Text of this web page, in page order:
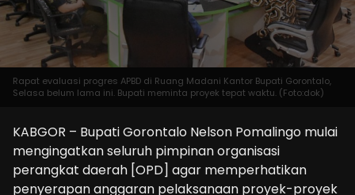
Rapat evaluasi progres APBD di Ruang Madani Kantor Bupati Gorontalo,
Selasa belum lama ini. Bupati meminta proyek tepat waktu. (Foto:dok)
KABGOR – Bupati Gorontalo Nelson Pomalingo mulai
mengingatkan seluruh pimpinan organisasi
perangkat daerah [OPD] agar memperhatikan
penyerapan anggaran pelaksanaan proyek-proyek